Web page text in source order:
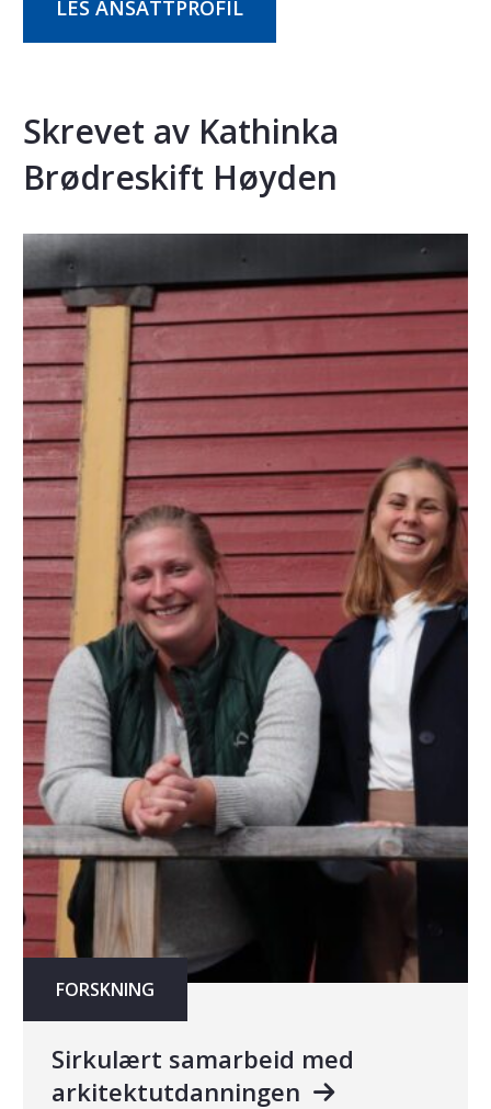
LES ANSATTPROFIL
Skrevet av Kathinka
Brødreskift Høyden
FORSKNING
Sirkulært samarbeid med
arkitektutdanningen